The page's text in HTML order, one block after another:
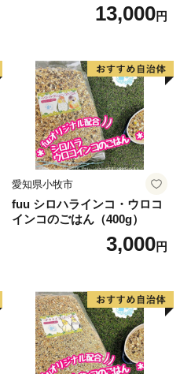
13,000円
愛知県小牧市
fuu シロハラインコ・ウロコ
インコのごはん（400g）
3,000円